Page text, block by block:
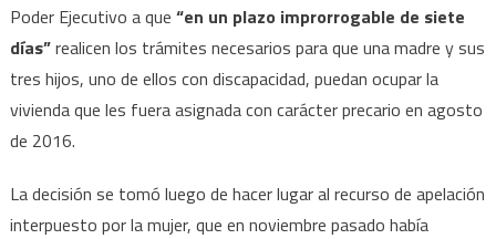
Poder Ejecutivo a que “en un plazo improrrogable de siete
días”realicen los trámites necesarios para que una madre y sus
tres hijos, uno de ellos con discapacidad, puedan ocupar la
vivienda que les fuera asignada con carácter precario en agosto
de 2016.
La decisión se tomó luego de hacer lugar al recurso de apelación
interpuesto por la mujer, que en noviembre pasado había